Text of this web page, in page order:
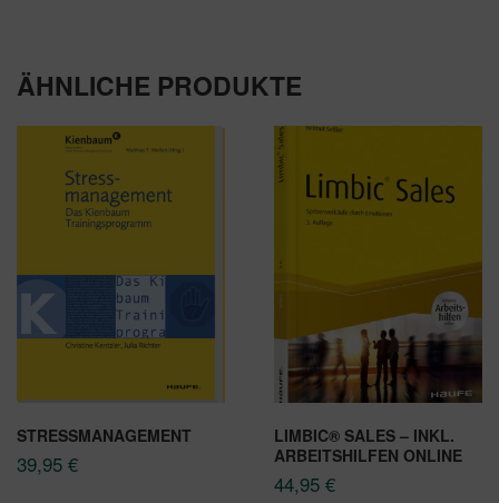
ÄHNLICHE PRODUKTE
STRESSMANAGEMENT
39,95 €
LIMBIC® SALES – INKL.
ARBEITSHILFEN ONLINE
44,95 €